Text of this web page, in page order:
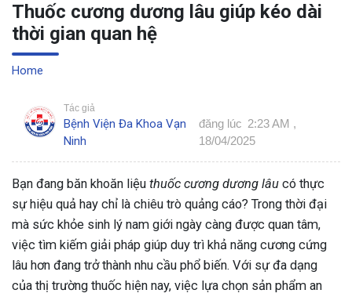
Thuốc cương dương lâu giúp kéo dài
thời gian quan hệ
Home
Tác giả
Bệnh Viện Đa Khoa Vạn
Ninh
đăng lúc 2:23 AM ,
18/04/2025
Bạn đang băn khoăn liệu thuốc cương dương lâu có thực
sự hiệu quả hay chỉ là chiêu trò quảng cáo? Trong thời đại
mà sức khỏe sinh lý nam giới ngày càng được quan tâm,
việc tìm kiếm giải pháp giúp duy trì khả năng cương cứng
lâu hơn đang trở thành nhu cầu phổ biến. Với sự đa dạng
của thị trường thuốc hiện nay, việc lựa chọn sản phẩm an